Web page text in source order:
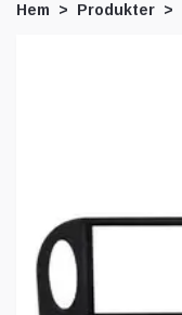
Hem Produkter